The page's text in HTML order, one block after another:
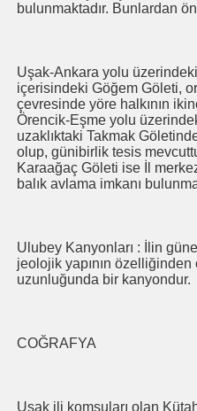
bulunmaktadır. Bunlardan
Uşak-Ankara yolu
içerisindeki Göğem Göleti,
çevresinde yöre halkının
Örencik-Eşme yolu
uzaklıktaki Takmak
olup, günibirlik tesis
Karaağaç Göleti ise İl
balık avlama imkanı
Ulubey Kanyonları : İlin
jeolojik yapının özelliğinden
uzunluğunda bir kanyondur.
COĞRAFYA
Uşak ili komşuları olan